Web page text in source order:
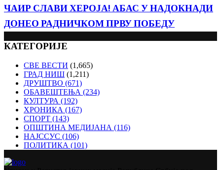
ЧАИР СЛАВИ ХЕРОЈА! АБАС У НАДОКНАДИ
ДОНЕО РАДНИЧКОМ ПРВУ ПОБЕДУ
КАТЕГОРИЈЕ
СВЕ ВЕСТИ (1,665)
ГРАД НИШ (1,211)
ДРУШТВО (671)
ОБАВЕШТЕЊА (234)
КУЛТУРА (192)
ХРОНИКА (167)
СПОРТ (143)
ОПШТИНА МЕДИЈАНА (116)
НАЈССУС (106)
ПОЛИТИКА (101)